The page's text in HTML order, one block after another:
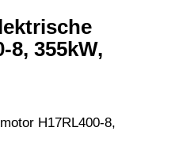
8, 355kW,
H17RL400-8,